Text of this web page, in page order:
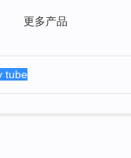
更多产品